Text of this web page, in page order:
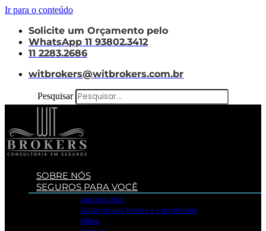
Ir para o conteúdo
Solicite um Orçamento pelo
WhatsApp 11 93802.3412
11 2283.2686
witbrokers@witbrokers.com.br
Pesquisar
SOBRE NÓS
SEGUROS PARA VOCÊ
Aeronáutico
Automóveis Motos e Caminhões
Bikes